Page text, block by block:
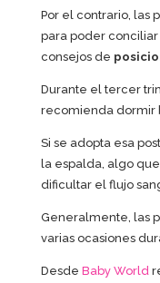
Por el contrario, las
para poder
consejos de
Durante el tercer
recomienda dormir
Si se adopta esa
la espalda, algo
dificultar el flujo
Generalmente, las
varias ocasiones
Desde Baby World